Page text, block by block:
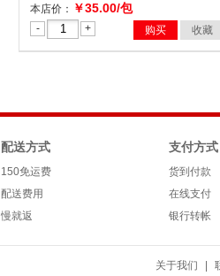
本店价： ￥35.00/包
- + 购买 收藏
配送方式
150免运费
配送费用
慢就返
支付方式
货到付款
在线支付
银行转帐
关于我们